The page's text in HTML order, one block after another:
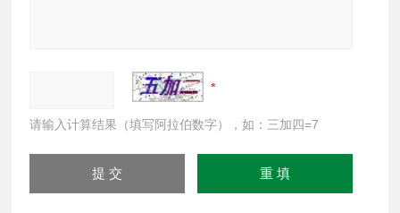
请输入计算结果（填写阿拉伯数字），如：三加四=7